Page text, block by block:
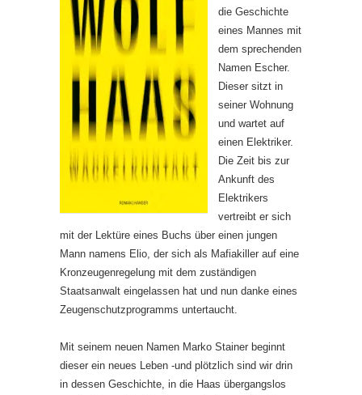
die Geschichte
eines Mannes mit
dem sprechenden
Namen Escher.
Dieser sitzt in
seiner Wohnung
und wartet auf
einen Elektriker.
Die Zeit bis zur
Ankunft des
Elektrikers
vertreibt er sich
mit der Lektüre eines Buchs über einen jungen
Mann namens Elio, der sich als Mafiakiller auf eine
Kronzeugenregelung mit dem zuständigen
Staatsanwalt eingelassen hat und nun danke eines
Zeugenschutzprogramms untertaucht.
Mit seinem neuen Namen Marko Stainer beginnt
dieser ein neues Leben -und plötzlich sind wir drin
in dessen Geschichte, in die Haas übergangslos